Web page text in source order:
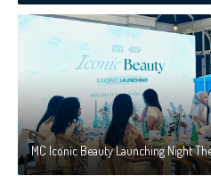
MC Iconic Beauty Launching Night